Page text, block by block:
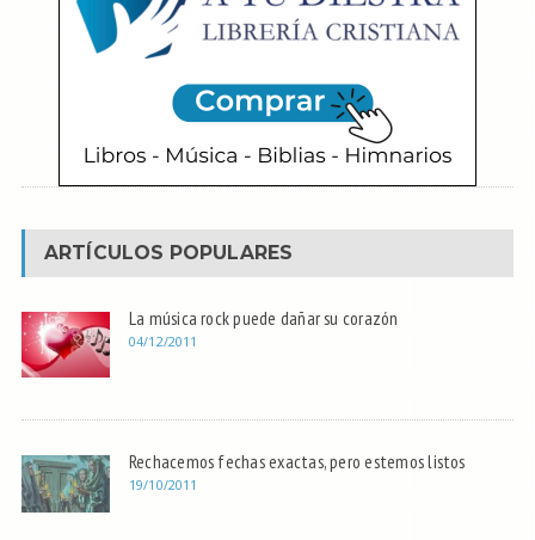
ARTÍCULOS POPULARES
La música rock puede dañar su corazón
04/12/2011
Rechacemos fechas exactas, pero estemos listos
19/10/2011